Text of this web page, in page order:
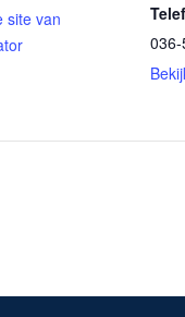
site van